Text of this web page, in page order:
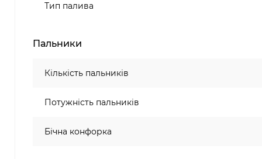
Тип палива
Пальники
Кількість пальників
Потужність пальників
Бічна конфорка